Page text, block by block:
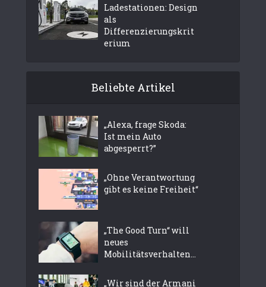
Ladestationen: Design
als
Differenzierungskrit
erium
Beliebte Artikel
„Alexa, frage Skoda:
Ist mein Auto
abgesperrt?”
„Ohne Verantwortung
gibt es keine Freiheit“
„The Good Turn“ will
neues
Mobilitätsverhalten...
„Wir sind der Armani